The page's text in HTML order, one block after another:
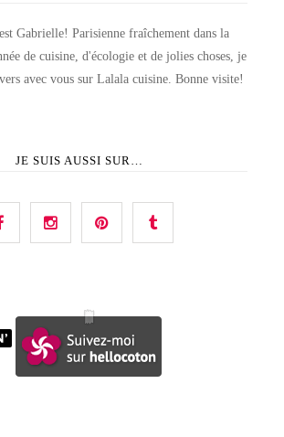
Gabrielle! Parisienne fraîchement dans la
de cuisine, d'écologie et de jolies choses, je
avec vous sur Lalala cuisine. Bonne visite!
JE SUIS AUSSI SUR…